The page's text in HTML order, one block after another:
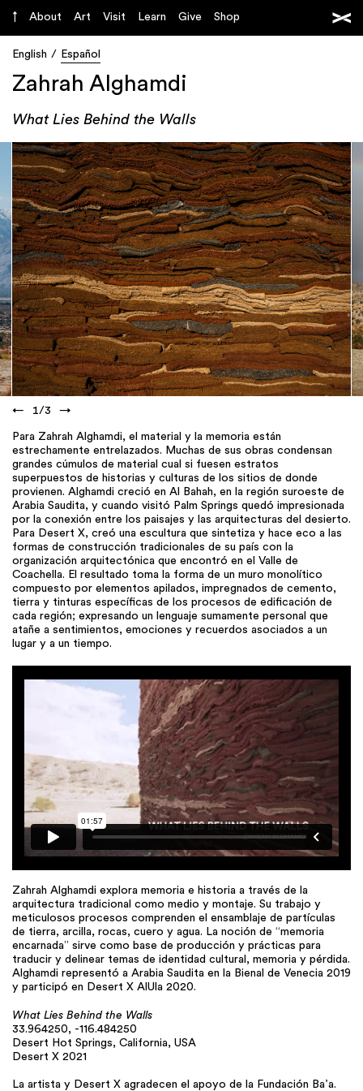
About Art Visit Learn Give Shop
English Español
Zahrah Alghamdi
What Lies Behind the Walls
← 1/3 →
Para Zahrah Alghamdi, el material y la memoria están
estrechamente entrelazados. Muchas de sus obras condensan
grandes cúmulos de material cual si fuesen estratos
superpuestos de historias y culturas de los sitios de donde
provienen. Alghamdi creció en Al Bahah, en la región suroeste de
Arabia Saudita, y cuando visitó Palm Springs quedó impresionada
por la conexión entre los paisajes y las arquitecturas del desierto.
Para Desert X, creó una escultura que sintetiza y hace eco a las
formas de construcción tradicionales de su país con la
organización arquitectónica que encontró en el Valle de
Coachella. El resultado toma la forma de un muro monolítico
compuesto por elementos apilados, impregnados de cemento,
tierra y tinturas específicas de los procesos de edificación de
cada región; expresando un lenguaje sumamente personal que
atañe a sentimientos, emociones y recuerdos asociados a un
lugar y a un tiempo.
Zahrah Alghamdi explora memoria e historia a través de la
arquitectura tradicional como medio y montaje. Su trabajo y
meticulosos procesos comprenden el ensamblaje de partículas
de tierra, arcilla, rocas, cuero y agua. La noción de “memoria
encarnada” sirve como base de producción y prácticas para
traducir y delinear temas de identidad cultural, memoria y pérdida.
Alghamdi representó a Arabia Saudita en la Bienal de Venecia 2019
y participó en Desert X AlUla 2020.
What Lies Behind the Walls
33.964250, -116.484250
Desert Hot Springs, California, USA
Desert X 2021
La artista y Desert X agradecen el apoyo de la Fundación Ba’a.